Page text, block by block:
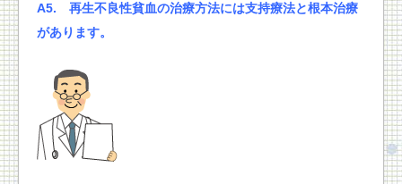
A5. 再生不良性貧血の治療方法には支持療法と根本治療
があります。